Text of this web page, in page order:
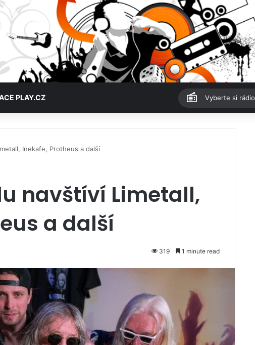
PLAY.CZ Vyberte si rádio
Inekafe, Protheus a další
navštíví Limetall,
a další
319 1 minute read